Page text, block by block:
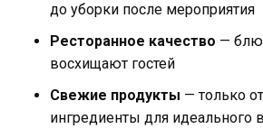
до уборки после мероприятия
Ресторанное качество —
восхищают гостей
Свежие продукты — только
ингредиенты для идеального